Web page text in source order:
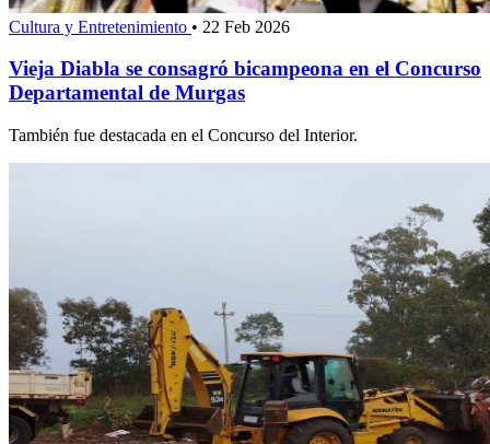
Cultura y Entretenimiento • 22 Feb 2026
Vieja Diabla se consagró bicampeona en el Concurso
Departamental de Murgas
También fue destacada en el Concurso del Interior.